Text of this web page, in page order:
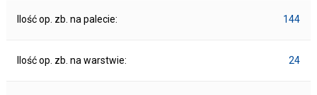
Ilość op. zb. na palecie: 144
Ilość op. zb. na warstwie: 24